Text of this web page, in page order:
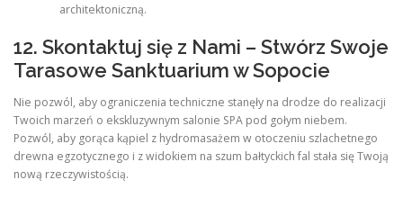
architektoniczną.
12. Skontaktuj się z Nami – Stwórz Swoje
Tarasowe Sanktuarium w Sopocie
Nie pozwól, aby ograniczenia techniczne stanęły na drodze do realizacji
Twoich marzeń o ekskluzywnym salonie SPA pod gołym niebem.
Pozwól, aby gorąca kąpiel z hydromasażem w otoczeniu szlachetnego
drewna egzotycznego i z widokiem na szum bałtyckich fal stała się Twoją
nową rzeczywistością.